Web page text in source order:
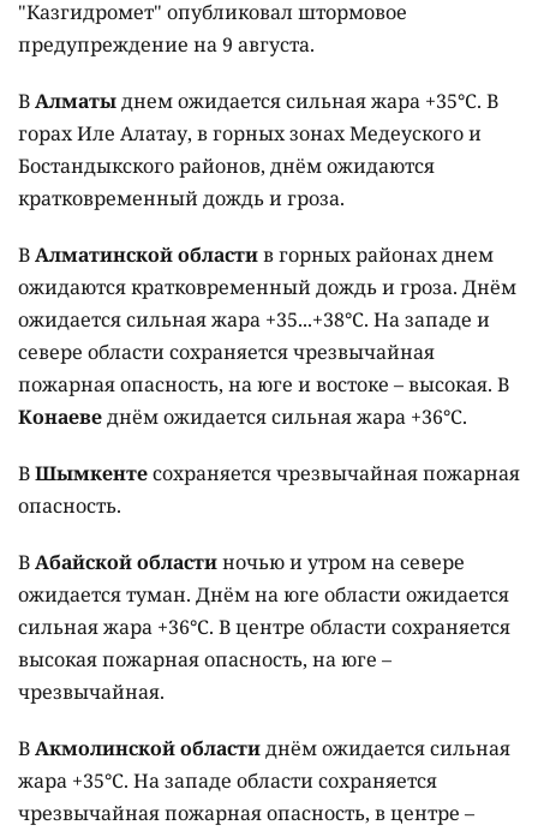
"Казгидромет" опубликовал штормовое
предупреждение на 9 августа.
ВАлматыднем ожидается сильная жара +35°C. В
горах Иле Алатау, в горных зонах Медеуского и
Бостандыкского районов, днём ожидаются
кратковременный дождь и гроза.
ВАлматинской областив горных районах днем
ожидаются кратковременный дождь и гроза. Днём
ожидается сильная жара +35...+38°C. На западе и
севере области сохраняется чрезвычайная
пожарная опасность, на юге и востоке – высокая. В
Конаеведнём ожидается сильная жара +36°C.
ВШымкентесохраняется чрезвычайная пожарная
опасность.
ВАбайской областиночью и утром на севере
ожидается туман. Днём на юге области ожидается
сильная жара +36°C. В центре области сохраняется
высокая пожарная опасность, на юге –
чрезвычайная.
ВАкмолинской областиднём ожидается сильная
жара +35°C. На западе области сохраняется
чрезвычайная пожарная опасность, в центре –